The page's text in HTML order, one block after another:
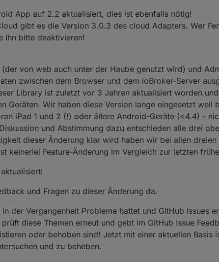
App auf 2.2 aktualisiert, dies ist ebenfalls nötig!
gibt es die Version 3.0.3 des cloud Adapters. Wer
Ihn bitte deaktivieren!
von web auch unter der Haube genutzt wird) und
zwischen dem Browser und dem ioBroker-Server
Library ist zuletzt vor 3 Jahren aktualisiert worden
Geräten. Wir haben diese Version lange eingesetzt weil
iPad 1 und 2 (!) oder ältere Android-Geräte (<4.4) -
und Abstimmung dazu entschieden alle drei
dieser Änderung klar wird haben wir bei allen
keinerlei Feature-Änderung im Vergleich zur letzten
und Fragen zu dieser Änderung da.
der Vergangenheit Probleme hattet und GitHub Issues
diese Themen erneut und gebt im GitHub Issue
oder behoben sind! Jetzt mit einer aktuellen Basis
und zu beheben.